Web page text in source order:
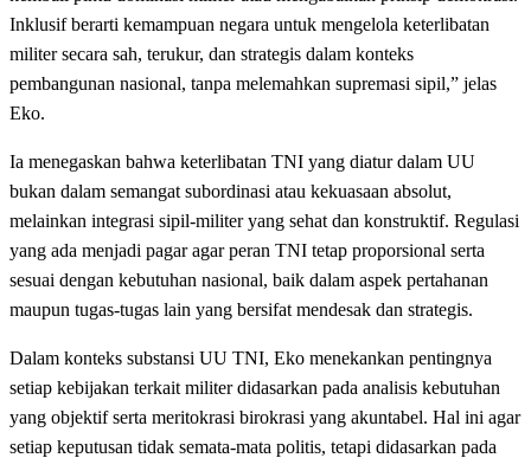
Inklusif berarti kemampuan negara untuk mengelola keterlibatan
militer secara sah, terukur, dan strategis dalam konteks
pembangunan nasional, tanpa melemahkan supremasi sipil,” jelas
Eko.
Ia menegaskan bahwa keterlibatan TNI yang diatur dalam UU
bukan dalam semangat subordinasi atau kekuasaan absolut,
melainkan integrasi sipil-militer yang sehat dan konstruktif. Regulasi
yang ada menjadi pagar agar peran TNI tetap proporsional serta
sesuai dengan kebutuhan nasional, baik dalam aspek pertahanan
maupun tugas-tugas lain yang bersifat mendesak dan strategis.
Dalam konteks substansi UU TNI, Eko menekankan pentingnya
setiap kebijakan terkait militer didasarkan pada analisis kebutuhan
yang objektif serta meritokrasi birokrasi yang akuntabel. Hal ini agar
setiap keputusan tidak semata-mata politis, tetapi didasarkan pada